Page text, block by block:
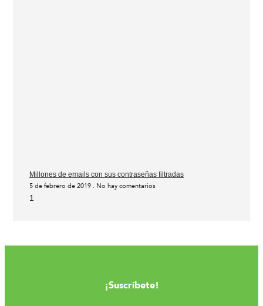
Millones de emails con sus contraseñas filtradas
5 de febrero de 2019 No hay comentarios
¡Suscríbete!